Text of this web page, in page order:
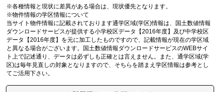
※各種情報と現状に差異がある場合は、現状優先となります。
※物件情報の学区情報について
当サイト物件情報に記載されております通学区域(学区)情報は、国土数値情報
ダウンロードサービスが提供する小学校区データ【2016年度】及び中学校区
データ【2016年度】を元に加工したものですので、記載情報が現在の学区域
と異なる場合がございます。国土数値情報ダウンロードサービスのWEBサイ
ト上で記述通り、データは必ずしも正確とは言えません。また、通学区域(学
区)は毎年見直しの対象となりますので、そちらを踏まえ学区情報は参考とし
てご活用下さい。